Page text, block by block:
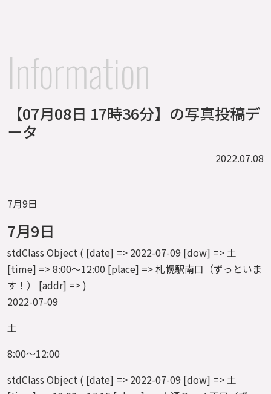
Information
【07月08日 17時36分】の写真投稿デ
ータ
2022.07.08
7月9日
7月9日
stdClass Object ( [date] => 2022-07-09 [dow] => 土
[time] => 8:00～12:00 [place] => 札幌駅南口（ずっといま
す！） [addr] => )
2022-07-09
土
8:00～12:00
stdClass Object ( [date] => 2022-07-09 [dow] => 土